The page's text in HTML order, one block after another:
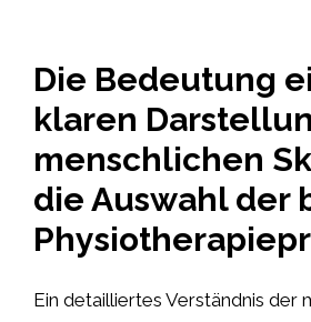
Die Bedeutung
klaren
menschlichen
die Auswahl der
Ein detailliertes Verständnis der